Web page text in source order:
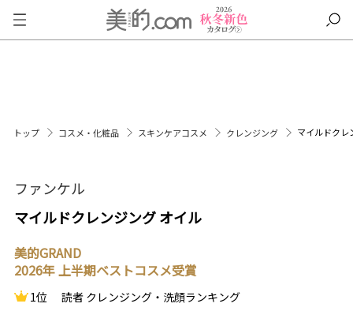
トップ コスメ・化粧品 スキンケアコスメ クレンジング マイルドクレ
ファンケル
マイルドクレンジング オイル
美的GRAND
2026年 上半期ベストコスメ受賞
1位 読者 クレンジング・洗顔ランキング